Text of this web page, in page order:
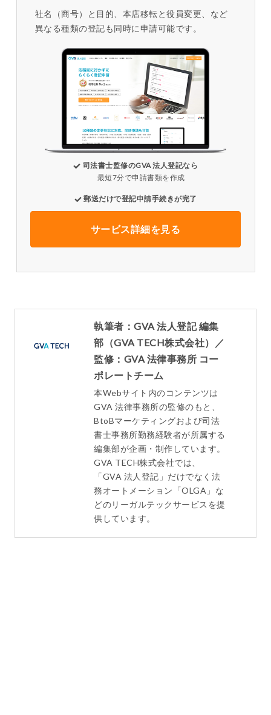
社名（商号）と目的、本店移転と役員変更、など
異なる種類の登記も同時に申請可能です。
司法書士監修のGVA 法人登記なら
最短7分で申請書類を作成
郵送だけで登記申請手続きが完了
サービス詳細を見る
執筆者：GVA 法人登記 編集
部（GVA TECH株式会社）／
監修：GVA 法律事務所 コー
ポレートチーム
本Webサイト内のコンテンツは
GVA 法律事務所の監修のもと、
BtoBマーケティングおよび司法
書士事務所勤務経験者が所属する
編集部が企画・制作しています。
GVA TECH株式会社では、
「GVA 法人登記」だけでなく法
務オートメーション「OLGA」な
どのリーガルテックサービスを提
供しています。